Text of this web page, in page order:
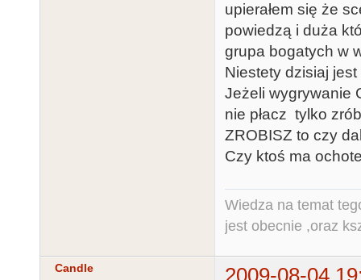
upierałem się że
powiedzą i duża
grupa bogatych w
Niestety dzisiaj
Jeżeli wygrywanie
nie płacz tylko
ZROBISZ to czy
Czy ktoś ma
Wiedza na temat
jest obecnie ,oraz
Candle